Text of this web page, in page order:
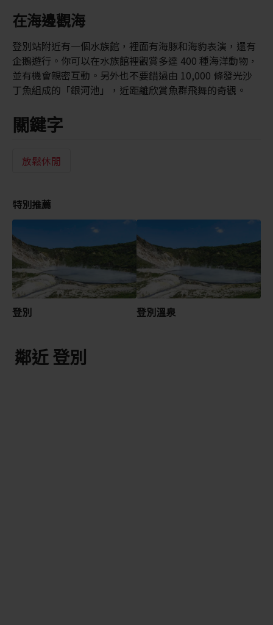
在海邊觀海
登別站附近有一個水族館，裡面有海豚和海豹表演，還有
企鵝遊行。你可以在水族館裡觀賞多達 400 種海洋動物，
並有機會親密互動。另外也不要錯過由 10,000 條發光沙
丁魚組成的「銀河池」，近距離欣賞魚群飛舞的奇觀。
關鍵字
放鬆休閒
特別推薦
登別 登別溫泉
鄰近 登別